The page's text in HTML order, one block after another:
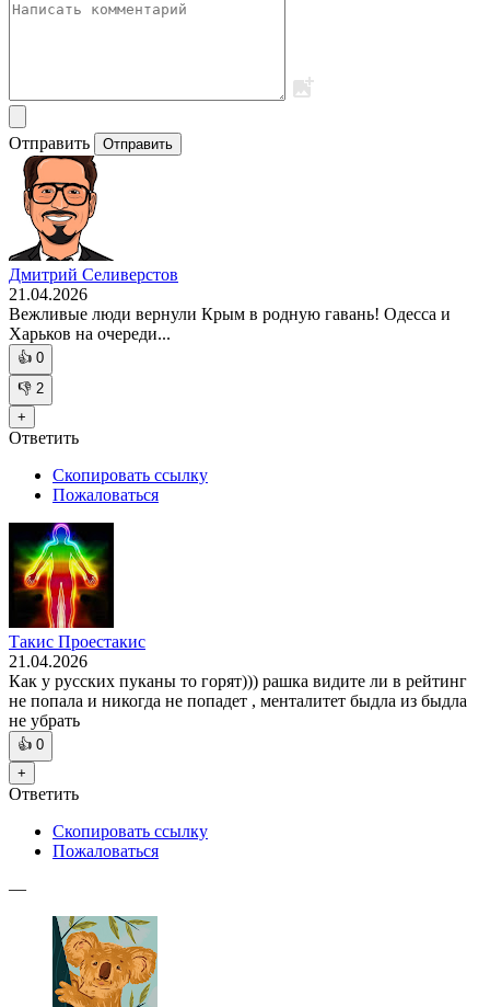
Отправить Отправить
Дмитрий Селиверстов
21.04.2026
Вежливые люди вернули Крым в родную гавань! Одесса и
Харьков на очереди...
👍 0
👎 2
+
Ответить
Скопировать ссылку
Пожаловаться
Такис Проестакис
21.04.2026
Как у русских пуканы то горят))) рашка видите ли в рейтинг
не попала и никогда не попадет , менталитет быдла из быдла
не убрать
👍 0
+
Ответить
Скопировать ссылку
Пожаловаться
—